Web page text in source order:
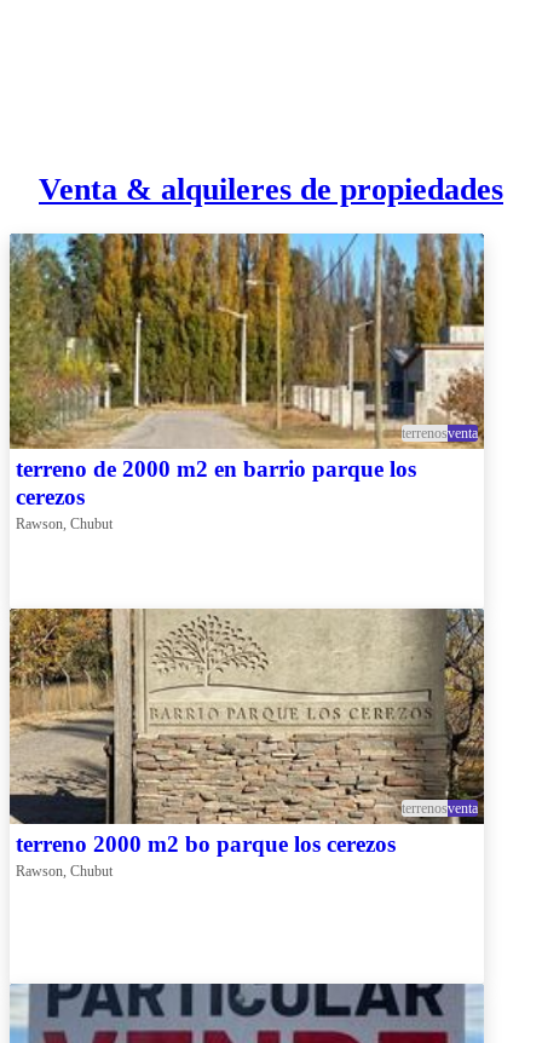
Venta & alquileres de propiedades
terrenosventa
terreno de 2000 m2 en barrio parque los
cerezos
Rawson, Chubut
terrenosventa
terreno 2000 m2 bo parque los cerezos
Rawson, Chubut